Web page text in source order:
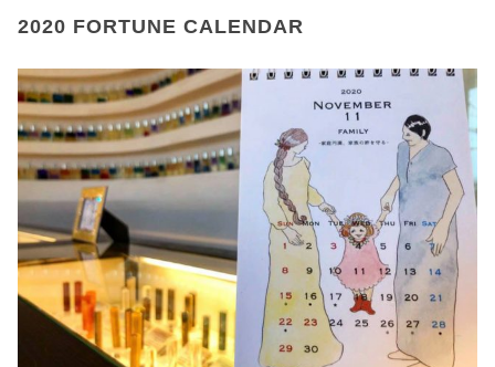
2020 FORTUNE CALENDAR